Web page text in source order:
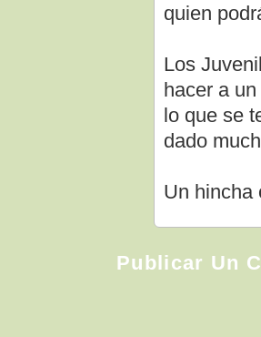
quien
Los
hacer a
lo que se
dado
Un hincha
Publicar Un